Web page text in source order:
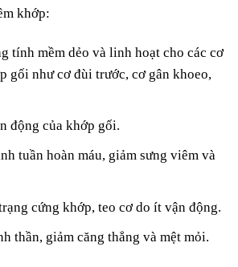
khớp:
tính mềm dẻo và linh hoạt cho các cơ
gối như cơ đùi trước, cơ gân khoeo,
động của khớp gối.
tuần hoàn máu, giảm sưng viêm và
cứng khớp, teo cơ do ít vận động.
thần, giảm căng thẳng và mệt mỏi.